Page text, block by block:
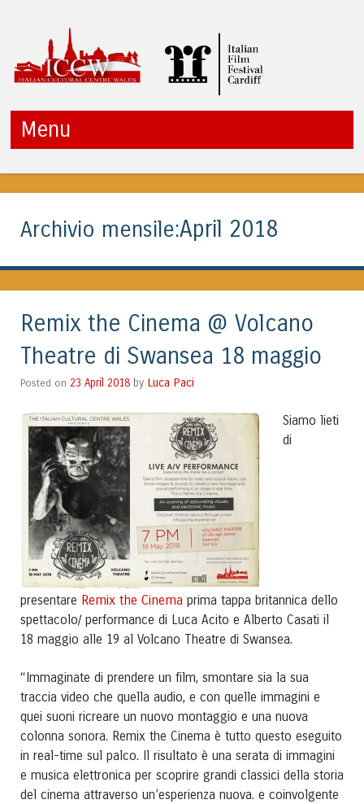
ITALIAN CULTURAL
CENTRE WALES
Menu
Archivio mensile:April 2018
Remix the Cinema @ Volcano
Theatre di Swansea 18 maggio
Posted on 23 April 2018 by Luca Paci
Siamo lieti
di
presentare Remix the Cinema prima tappa britannica dello
spettacolo/ performance di Luca Acito e Alberto Casati il
18 maggio alle 19 al Volcano Theatre di Swansea.
“Immaginate di prendere un film, smontare sia la sua
traccia video che quella audio, e con quelle immagini e
quei suoni ricreare un nuovo montaggio e una nuova
colonna sonora. Remix the Cinema è tutto questo eseguito
in real-time sul palco. Il risultato è una serata di immagini
e musica elettronica per scoprire grandi classici della storia
del cinema attraverso un’esperienza nuova. e coinvolgente